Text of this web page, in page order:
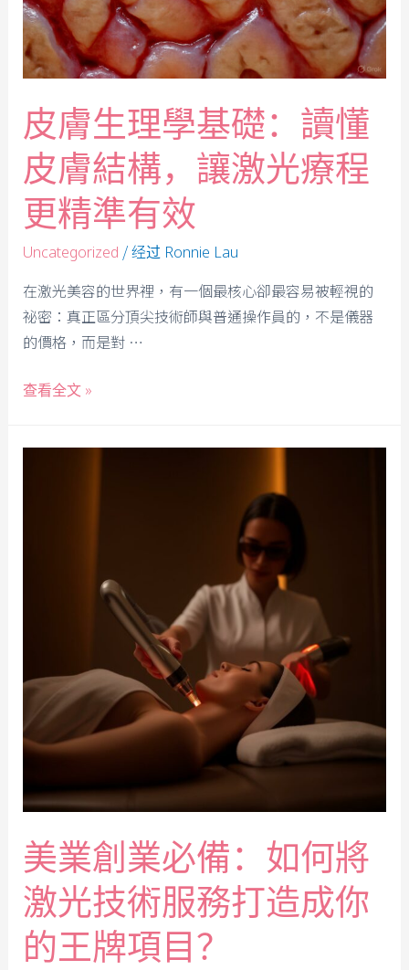
皮膚生理學基礎：讀懂
皮膚結構，讓激光療程
更精準有效
Uncategorized / 经过 Ronnie Lau
在激光美容的世界裡，有一個最核心卻最容易被輕視的
祕密：真正區分頂尖技術師與普通操作員的，不是儀器
的價格，而是對 …
查看全文 »
美業創業必備：如何將
激光技術服務打造成你
的王牌項目？